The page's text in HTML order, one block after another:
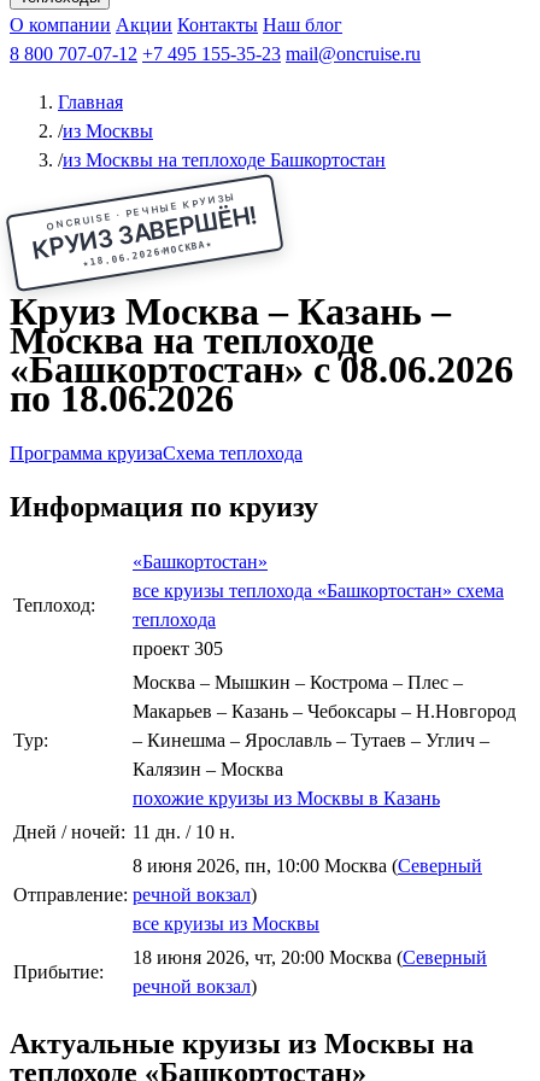
Чебоксарыиз Волгоградаиз Саратова Все города
КазаньВ Нижний НовгородВ ПермьВ Ростов-на-Дону
РыбинскНа СоловкиНа ВалаамПо ОкеПо Енисею
Афанасий Никитин Октябрьская революция
ФединАлександр СвешниковИван
МироновА.С.Попов
О компании Акции Контакты Наш блог
8 800 707-07-12 +7 495 155-35-23 mail@oncruise.ru
Главная
/из Москвы
/из Москвы на теплоходе Башкортостан
ONCRUISE · РЕЧНЫЕ КРУИЗЫ
КРУИЗ ЗАВЕРШЁН!
★18.06.2026МОСКВА★
Круиз Москва – Казань –
Москва на теплоходе
«Башкортостан» с 08.06.2026
по 18.06.2026
Программа круизаСхема теплохода
Информация по круизу
Теплоход:
«Башкортостан»
все круизы теплохода «Башкортостан» схема
теплохода
проект 305
Тур:
Москва – Мышкин – Кострома – Плес –
Макарьев – Казань – Чебоксары – Н.Новгород
– Кинешма – Ярославль – Тутаев – Углич –
Калязин – Москва
похожие круизы из Москвы в Казань
Дней / ночей: 11 дн. / 10 н.
Отправление:
8 июня 2026, пн, 10:00 Москва (Северный
речной вокзал)
все круизы из Москвы
Прибытие:
18 июня 2026, чт, 20:00 Москва (Северный
речной вокзал)
Актуальные круизы из Москвы на
теплоходе «Башкортостан»